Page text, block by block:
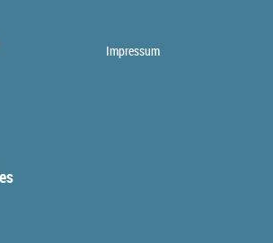
Impressum